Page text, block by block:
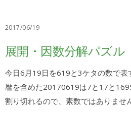
2017/06/19
展開・因数分解パズル
今日6月19日を619と3ケタの数で
暦を含めた20170619は7と17と
割り切れるので、素数ではありません